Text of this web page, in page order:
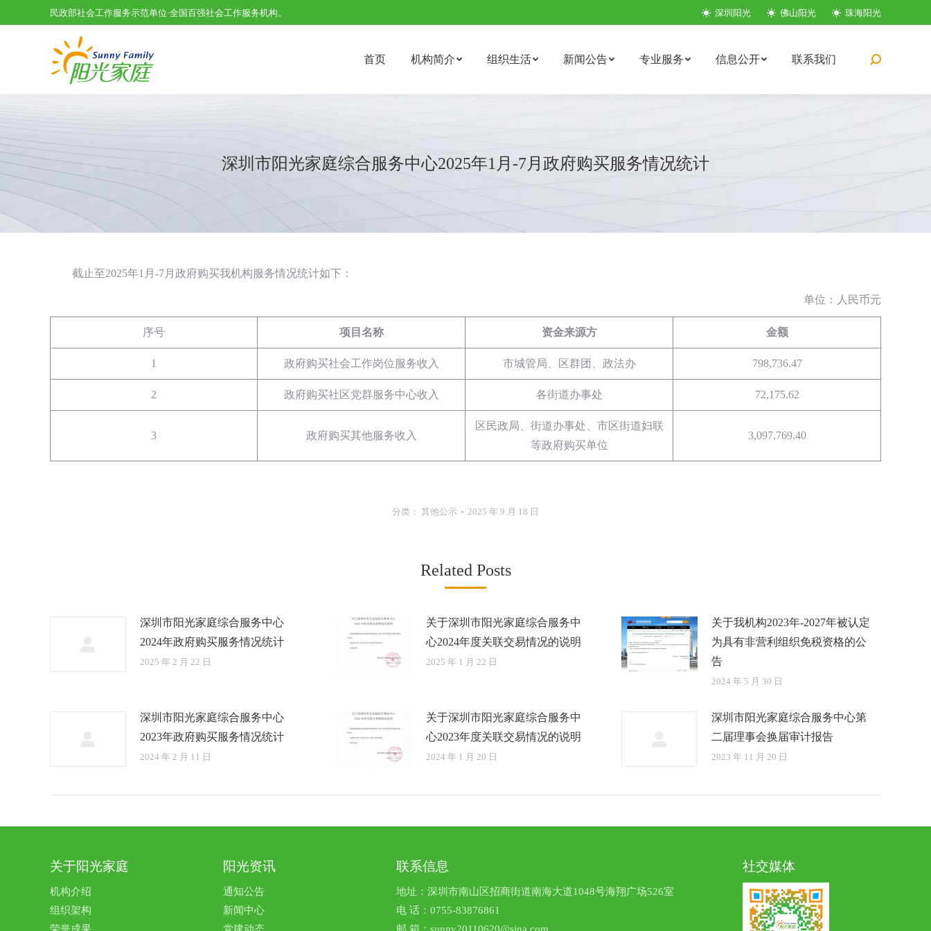
民政部社会工作服务示范单位·全国百强社会工作服务机构。 深圳阳光 佛山阳光 珠海阳光
首页 机构简介 组织生活 新闻公告 专业服务 信息公开 联系我们
搜
深圳市阳光家庭综合服务中心2025年1月-7月政府购买服务情况统计
截止至2025年1月-7月政府购买我机构服务情况统计如下：
单位：人民币元
序号 项目名称 资金来源方 金额
1 政府购买社会工作岗位服务收入 市城管局、区群团、政法办 798,736.47
2 政府购买社区党群服务中心收入 各街道办事处 72,175.62
3 政府购买其他服务收入
区民政局、街道办事处、市区街道妇联
等政府购买单位
3,097,769.40
分类： 其他公示 2025 年 9 月 18 日
Related Posts
深圳市阳光家庭综合服务中心
2024年政府购买服务情况统计
2025 年 2 月 22 日
关于深圳市阳光家庭综合服务中
心2024年度关联交易情况的说明
2025 年 1 月 22 日
关于我机构2023年-2027年被认定
为具有非营利组织免税资格的公
告
2024 年 5 月 30 日
深圳市阳光家庭综合服务中心
2023年政府购买服务情况统计
2024 年 2 月 11 日
关于深圳市阳光家庭综合服务中
心2023年度关联交易情况的说明
2024 年 1 月 20 日
深圳市阳光家庭综合服务中心第
二届理事会换届审计报告
2023 年 11 月 20 日
关于阳光家庭
机构介绍
组织架构
阳光资讯
通知公告
新闻中心
联系信息
地址：深圳市南山区招商街道南海大道1048号海翔广场526室
电 话：0755-83876861
社交媒体